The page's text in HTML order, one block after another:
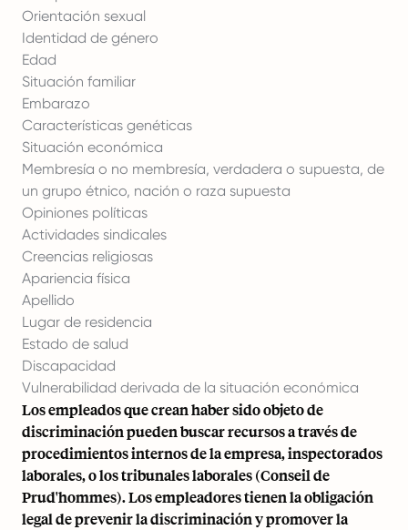
Orientación sexual
Identidad de género
Edad
Situación familiar
Embarazo
Características genéticas
Situación económica
Membresía o no membresía, verdadera o supuesta, de
un grupo étnico, nación o raza supuesta
Opiniones políticas
Actividades sindicales
Creencias religiosas
Apariencia física
Apellido
Lugar de residencia
Estado de salud
Discapacidad
Vulnerabilidad derivada de la situación económica
Los empleados que crean haber sido objeto de
discriminación pueden buscar recursos a través de
procedimientos internos de la empresa,inspectorados
laborales, o los tribunales laborales (Conseil de
Prud'hommes). Los empleadores tienen la obligación
legal de prevenir la discriminación y promover la